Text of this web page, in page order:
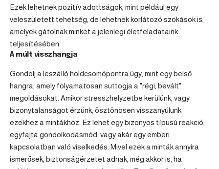
Ezek lehetnek pozitív adottságok, mint például egy
veleszületett tehetség, de lehetnek korlátozó szokások is,
amelyek gátolnak minket a jelenlegi életfeladataink
teljesítésében.
A múlt visszhangja
Gondolj a leszálló holdcsomópontra úgy, mint egy belső
hangra, amely folyamatosan suttogja a "régi, bevált"
megoldásokat. Amikor stresszhelyzetbe kerülünk, vagy
bizonytalanságot érzünk, ösztönösen visszanyúlunk
ezekhez a mintákhoz. Ez lehet egy bizonyos típusú reakció,
egyfajta gondolkodásmód, vagy akár egy emberi
kapcsolatban való viselkedés. Mivel ezek a minták annyira
ismerősek, biztonságérzetet adnak, még akkor is, ha